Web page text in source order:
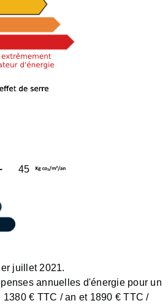
45
juillet 2021.
annuelles d'énergie pour un
1380 € TTC / an et 1890 € TTC /